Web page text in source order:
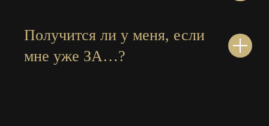
Получится ли у меня, если
мне уже ЗА…?